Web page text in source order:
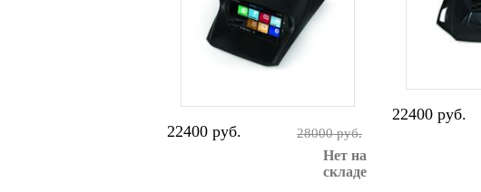
22400 руб. 28000 руб.
Нет на
складе
22400 руб.